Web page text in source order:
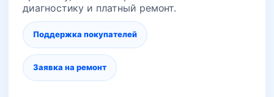
диагностику и платный ремонт.
Поддержка покупателей
Заявка на ремонт